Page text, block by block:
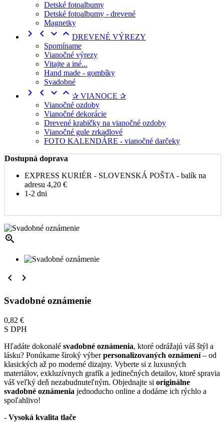
Detské fotoalbumy
Detské fotoalbumy - drevené
Magnetky
    DREVENÉ VÝREZY
Spomíname
Vianočné výrezy
Vitajte a iné...
Hand made - gombíky
Svadobné
    ✰ VIANOCE ✰
Vianočné ozdoby
Vianočné dekorácie
Drevené krabičky na vianočné ozdoby
Vianočné gule zrkadlové
FOTO KALENDÁRE - vianočné darčeky
Dostupná doprava
EXPRESS KURIÉR - SLOVENSKÁ POŠTA - balík na
adresu 4,20 €
1-2 dni

 
Svadobné oznámenie
0,82 €
S DPH
Hľadáte dokonalé svadobné oznámenia, ktoré odrážajú váš štýl a
lásku? Ponúkame široký výberpersonalizovaných oznámení– od
klasických až po moderné dizajny. Vyberte si z luxusných
materiálov, exkluzívnych grafík a jedinečných detailov, ktoré spravia
váš veľký deň nezabudnuteľným. Objednajte si originálne
svadobné oznámenia jednoducho online a dodáme ich rýchlo a
spoľahlivo!
- Vysoká kvalita tlače